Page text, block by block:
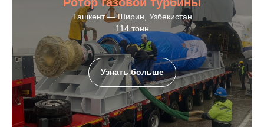
Ташкент — Ширин, Узбекистан
114 тонн
Узнать больше